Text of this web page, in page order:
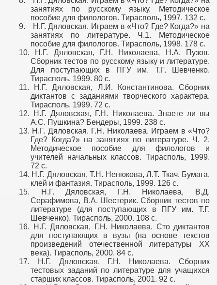
занятиях по русскому языку. Методическое
пособие для филологов. Тирасполь, 1997. 132 с.
9.
Н.Г. Дяловская. Играем в «Что? Где? Когда?» на
занятиях по литературе. Ч.1. Методическое
пособие для филологов. Тирасполь, 1998. 178 с.
10. Н.Г. Дяловская, Г.Н. Николаева, Н.А. Пузов.
Сборник тестов по русскому языку и литературе.
Для поступающих в ПГУ им. Т.Г. Шевченко.
Тирасполь, 1999. 80 с.
11.
Н.Г. Дяловская, Л.И. Константинова. Сборник
диктантов с заданиями творческого характера.
Тирасполь, 1999. 72 с.
12.
Н.Г. Дяловская, Г.Н. Николаева. Знаете ли вы
А.С. Пушкина? Бендеры, 1999. 238 с.
13. Н.Г. Дяловская. Г.Н. Николаева. Играем в «Что?
Где? Когда?» на занятиях по литературе. Ч. 2.
Методическое пособие для филологов и
учителей начальных классов. Тирасполь, 1999.
72 с.
14. Н.Г. Дяловская, Т.Н. Ненюкова, Л.Т. Ткач. Бумага,
клей и фантазия. Тирасполь, 1999. 126 с.
15.
Н.Г. Дяловская, Г.Н. Николаева, В.Д.
Серафимова, В.А. Шестерик. Сборник тестов по
литературе (для поступающих в ПГУ им. Т.Г.
Шевченко). Тирасполь, 2000. 108 с.
16.
Н.Г. Дяловская, Г.Н. Николаева. Сто диктантов
для поступающих в вузы (на основе текстов
произведений отечественной литературы ХХ
века). Тирасполь, 2000. 84 с.
17.
Н.Г. Дяловская, Г.Н. Николаева. Сборник
тестовых заданий по литературе для учащихся
старших классов. Тирасполь, 2001. 92 с.